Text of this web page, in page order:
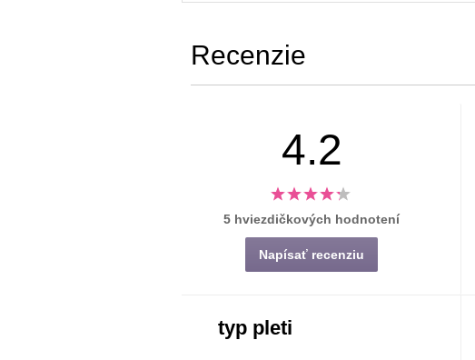
Recenzie
4.2
5 hviezdičkových hodnotení
Napísať recenziu
typ pleti